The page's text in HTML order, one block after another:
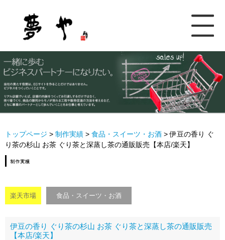
トップページ > 制作実績 > 食品・スイーツ・お酒 >伊豆の香り ぐ
り茶の杉山 お茶 ぐり茶と深蒸し茶の通販販売【本店/楽天】
楽天市場 食品・スイーツ・お酒
伊豆の香り ぐり茶の杉山 お茶 ぐり茶と深蒸し茶の通販販売
【本店/楽天】